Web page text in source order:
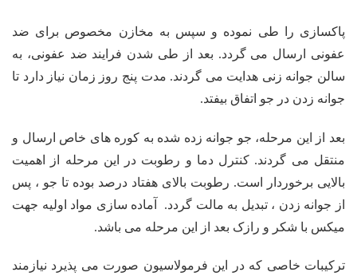
پاکسازی را طی نموده و سپس به مخازن مخصوص برای ضد
عفونی ارسال می گردد. بعد از طی شدن فرایند ضد عفونی، به
سالن جوانه زنی هدایت می گردند. مدت پنج روز زمان نیاز دارد تا
جوانه زدن در جو اتفاق بیفتد.
بعد از این مرحله، جو جوانه زده شده به کوره های خاص ارسال و
منتقل می گردند. کنترل دما و رطوبت در این مرحله از اهمیت
بالایی برخوردار است. رطوبت بالای هفتاد درصد بوده تا جو ، پس
از جوانه زدن ، تبدیل به مالت گردد. آماده سازی مواد اولیه جهت
میکس با شکر و رازک بعد از این مرحله می باشد.
ترکیبات خاصی که در این فرمولاسیون صورت می پذیرد نیازمند